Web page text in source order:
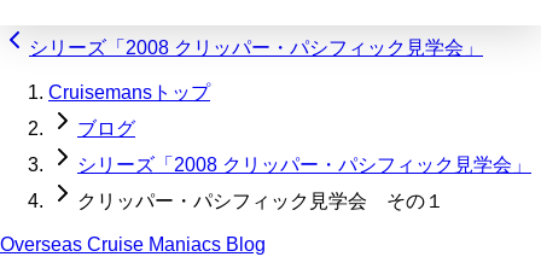
シリーズ「2008 クリッパー・パシフィック見学会」
Cruisemansトップ
ブログ
シリーズ「2008 クリッパー・パシフィック見学会」
クリッパー・パシフィック見学会 その１
Overseas Cruise Maniacs Blog